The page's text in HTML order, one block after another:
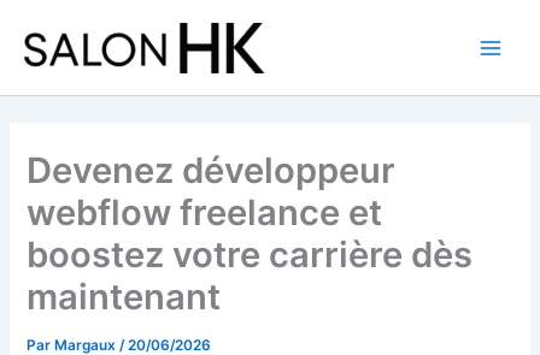
contenu
Devenez développeur
webflow freelance et
boostez votre carrière dès
maintenant
ParMargaux /20/06/2026